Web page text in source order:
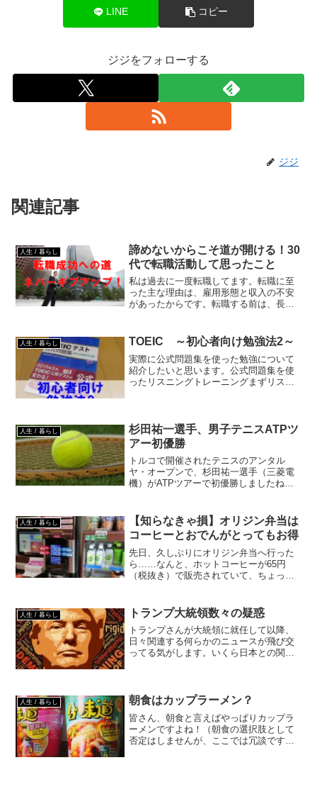
LINE コピー
ジジをフォローする
ジジ
関連記事
人生 / 暮らし
諦めないからこそ道が開ける！30
代で転職活動して思ったこと
私は過去に一度転職してます。転職に至
った主な理由は、雇用形態と収入の不安
があったからです。転職する前は、長い
メリットは様々な経験を積むことが出来
たりだと思いますが、前の...
人生 / 暮らし TOEIC ～初心者向け勉強法2～
実際に公式問題集を使った勉強について
紹介したいと思います。公式問題集を使
ったリスニングトレーニングまずリスニ
ない単語は聞き取れな...
人生 / 暮らし
杉田祐一選手、男子テニスATPツ
アー初優勝
トルコで開催されたテニスのアンタル
ヤ・オープンで、杉田祐一選手（三菱電
機）がATPツアーで初優勝しましたね。
での優勝は日本人初だそうです。杉田祐
一選手、ATPツアー初...
人生 / 暮らし
【知らなきゃ損】オリジン弁当は
コーヒーとおでんがとってもお得
先日、久しぶりにオリジン弁当へ行った
ら……なんと、ホットコーヒーが65円
（税抜き）で販売されていて、ちょっと
ニで、コーヒーを購入することがすっか
り定番になりましたが、今...
人生 / 暮らし トランプ大統領数々の疑惑
トランプさんが大統領に就任して以降、
日々関連する何らかのニュースが飛び交
ってる気がします。いくら日本との関係
ニュースであれば歓迎です...
人生 / 暮らし 朝食はカップラーメン？
皆さん、朝食と言えばやっぱりカップラ
ーメンですよね！（朝食の選択肢として
否定はしませんが、ここでは冗談です